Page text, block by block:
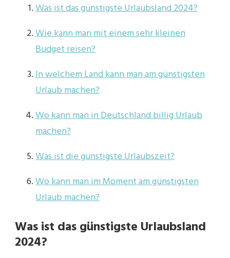
Was ist das günstigste Urlaubsland 2024?
Wie kann man mit einem sehr kleinen
Budget reisen?
In welchem Land kann man am günstigsten
Urlaub machen?
Wo kann man in Deutschland billig Urlaub
machen?
Was ist die günstigste Urlaubszeit?
Wo kann man im Moment am günstigsten
Urlaub machen?
Was ist das günstigste Urlaubsland
2024?